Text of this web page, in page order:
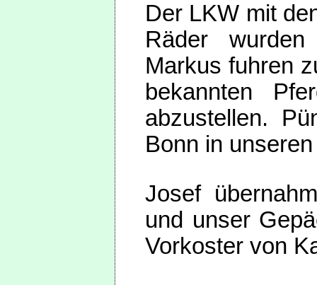
Der LKW mit
Räder
Markus fuhren
bekannten
abzustellen.
Bonn in
Josef
und unser
Vorkoster von